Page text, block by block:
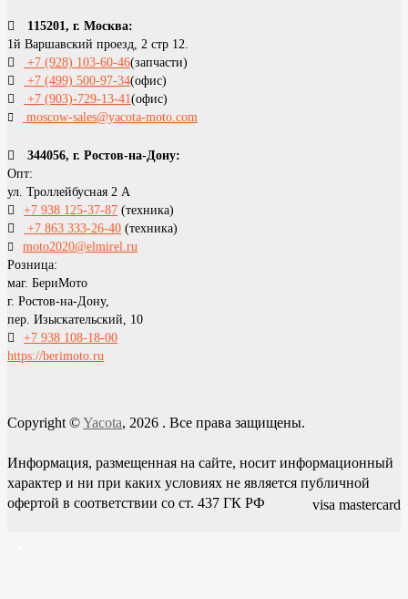
115201, г. Москва:
1й Варшавский проезд, 2 стр 12.
+7 (928) 103-60-46(запчасти)
+7 (499) 500-97-34(офис)
+7 (903)-729-13-41(офис)
moscow-sales@yacota-moto.com
344056, г. Ростов-на-Дону:
Опт:
ул. Троллейбусная 2 А
+7 938 125-37-87 (техника)
+7 863 333-26-40 (техника)
moto2020@elmirel.ru
Розница:
маг. БериМото
г. Ростов-на-Дону,
пер. Изыскательский, 10
+7 938 108-18-00
https://berimoto.ru
Copyright ©Yacota, 2026 . Все права защищены.
Информация, размещенная на сайте, носит информационный
характер и ни при каких условиях не является публичной
офертой в соответствии со ст. 437 ГК РФ
visa mastercard